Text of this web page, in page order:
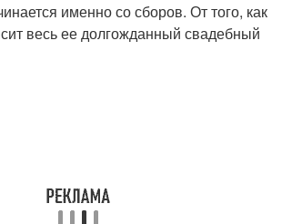
именно со сборов. От того, как
весь ее долгожданный свадебный